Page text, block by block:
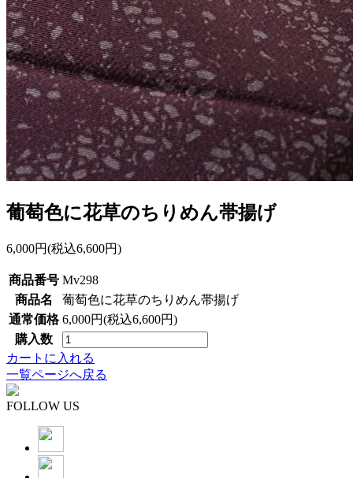
葡萄色に花草のちりめん帯揚げ
6,000円(税込6,600円)
商品番号 Mv298
商品名
葡萄色に花草のちりめん帯揚げ
通常価格 6,000円(税込6,600円)
購入数
カートに入れる
一覧ページへ戻る
FOLLOW US